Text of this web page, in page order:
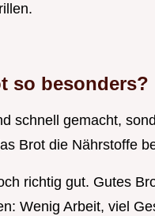
so besonders?
schnell gemacht,
Brot die Nährstoffe
richtig gut. Gutes
Wenig Arbeit, viel